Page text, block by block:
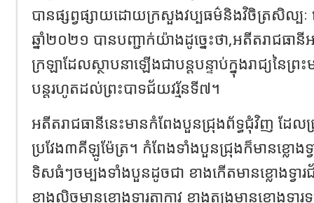
បានផ្សព្វផ្សាយដោយក្រសួងវប្បធម៌និងវិចិត្រសិល្ប
ឆ្នាំ២០២១ បានបញ្ជាក់យ៉ាងដូច្នេះថា,អតីតរាជធា
ក្រឡាដែលស្ថាបនាឡើងជាបន្តបន្ទាប់ក្នុងរាជ្យនៃ
បន្តរហូតដល់ព្រះបាទជ័យវរ្ម័នទី៧។
អតីតរាជធានីនេះមានកំពែងបួនជ្រុងព័ទ្ធជុំវិញ ដែ
ប្រវែង៣គីឡូម៉ែត្រ។ កំពែងទាំងបួនជ្រុងក៏មានខ្លោង
ទិសធំៗចម្បងទាំងបួនដូចជា ខាងកើតមានខ្លោងទ្វារ
ខាងលិចមានខ្លោងទ្វារតាកាវ ខាងត្បូងមានខ្លោងទ្វា